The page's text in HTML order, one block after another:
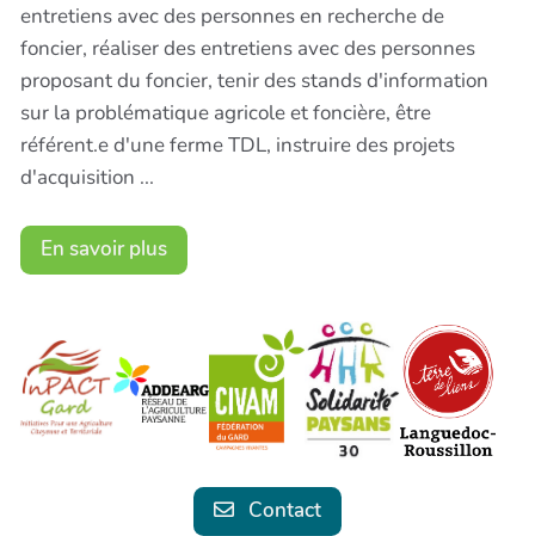
entretiens avec des personnes en recherche de
foncier, réaliser des entretiens avec des personnes
proposant du foncier, tenir des stands d'information
sur la problématique agricole et foncière, être
référent.e d'une ferme TDL, instruire des projets
d'acquisition ...
En savoir plus
Contact